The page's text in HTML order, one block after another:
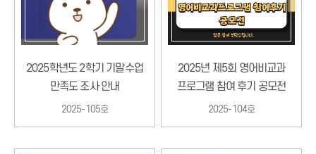
2025학년도 2학기 기말수업
만족도 조사 안내
2025-105호
2025년 제5회 영어비교과
프로그램 참여 후기 공모전
2025-104호